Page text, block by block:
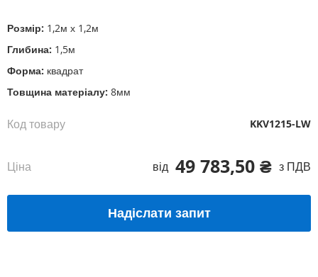
зображень
Розмір: 1,2м х 1,2м
Глибина: 1,5м
Форма: квадрат
Товщина матеріалу: 8мм
49 783,50 ₴ з ПДВ
Ціна від
Код товару KKV1215-LW
Надіслати запит